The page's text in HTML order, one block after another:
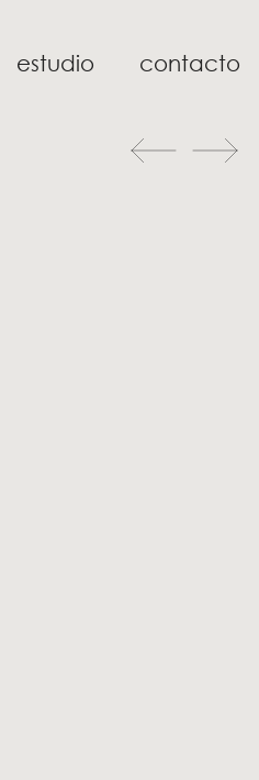
estudio contacto